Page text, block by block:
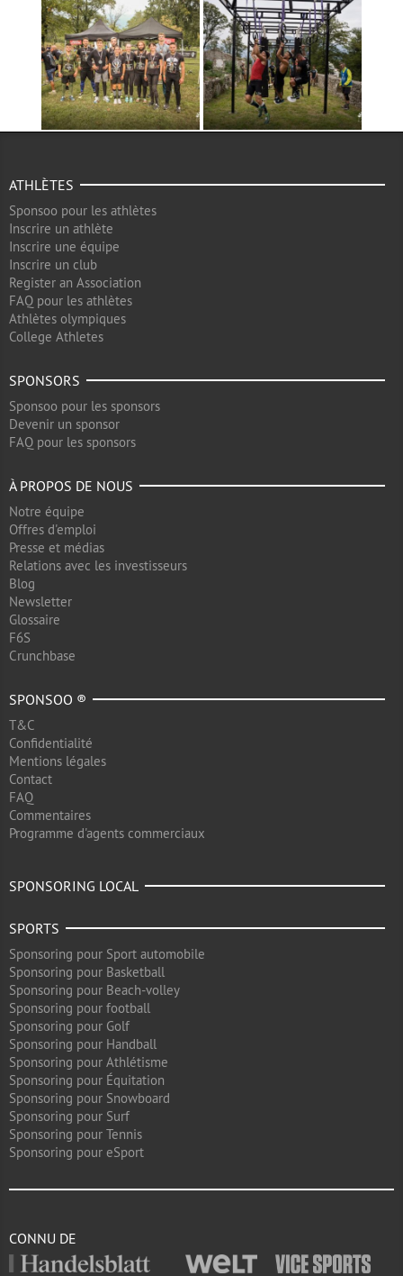
ATHLÈTES
Sponsoo pour les athlètes
Inscrire un athlète
Inscrire une équipe
Inscrire un club
Register an Association
FAQ pour les athlètes
Athlètes olympiques
College Athletes
SPONSORS
Sponsoo pour les sponsors
Devenir un sponsor
FAQ pour les sponsors
À PROPOS DE NOUS
Notre équipe
Offres d'emploi
Presse et médias
Relations avec les investisseurs
Blog
Newsletter
Glossaire
F6S
Crunchbase
SPONSOO ®
T&C
Confidentialité
Mentions légales
Contact
FAQ
Commentaires
Programme d'agents commerciaux
SPONSORING LOCAL
SPORTS
Sponsoring pour Sport automobile
Sponsoring pour Basketball
Sponsoring pour Beach-volley
Sponsoring pour football
Sponsoring pour Golf
Sponsoring pour Handball
Sponsoring pour Athlétisme
Sponsoring pour Équitation
Sponsoring pour Snowboard
Sponsoring pour Surf
Sponsoring pour Tennis
Sponsoring pour eSport
CONNU DE